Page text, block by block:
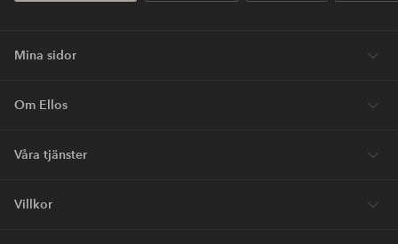
Mina sidor
Om Ellos
Våra tjänster
Villkor